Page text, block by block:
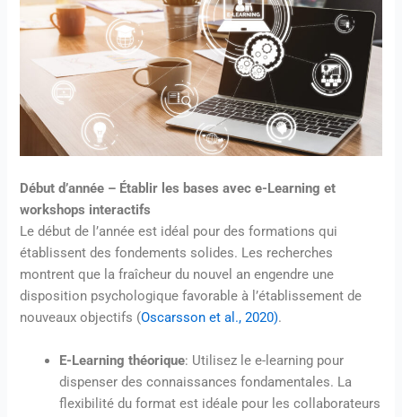
Début d’année – Établir les bases avec e-Learning et
workshops interactifs
Le début de l’année est idéal pour des formations qui
établissent des fondements solides. Les recherches
montrent que la fraîcheur du nouvel an engendre une
disposition psychologique favorable à l’établissement de
nouveaux objectifs (Oscarsson et al., 2020).
E-Learning théorique: Utilisez le e-learning pour
dispenser des connaissances fondamentales. La
flexibilité du format est idéale pour les collaborateurs